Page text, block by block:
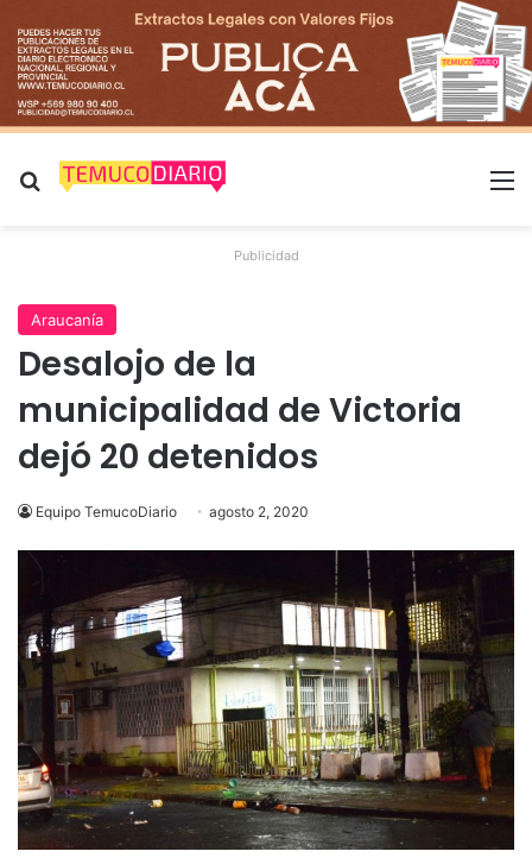
Buscar por
Publicidad
Araucanía
Desalojo de la
municipalidad de Victoria
dejó 20 detenidos
Equipo TemucoDiario agosto 2, 2020